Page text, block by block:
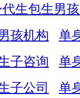
生包生男
孩机构
单
子咨询
单
子公司
单